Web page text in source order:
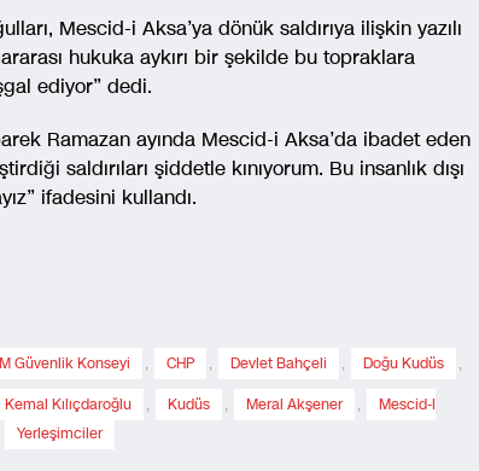
Mescid-i Aksa’ya dönük saldırıya ilişkin yazılı
hukuka aykırı bir şekilde bu topraklara
ediyor” dedi.
Ramazan ayında Mescid-i Aksa’da ibadet eden
saldırıları şiddetle kınıyorum. Bu insanlık dışı
ifadesini kullandı.
Güvenlik Konseyi , CHP , Devlet Bahçeli , Doğu Kudüs ,
Kemal Kılıçdaroğlu , Kudüs , Meral Akşener ,
Mescid-I
Yerleşimciler